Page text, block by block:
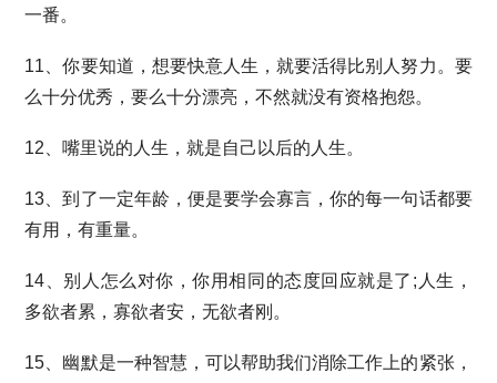
一番。
11、你要知道，想要快意人生，就要活得比别人努力。要
么十分优秀，要么十分漂亮，不然就没有资格抱怨。
12、嘴里说的人生，就是自己以后的人生。
13、到了一定年龄，便是要学会寡言，你的每一句话都要
有用，有重量。
14、别人怎么对你，你用相同的态度回应就是了;人生，
多欲者累，寡欲者安，无欲者刚。
15、幽默是一种智慧，可以帮助我们消除工作上的紧张，